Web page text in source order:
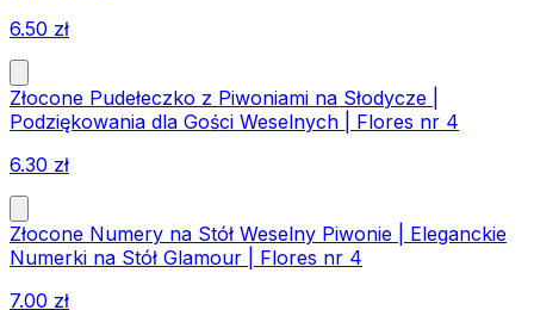
6.50 zł
Złocone Pudełeczko z Piwoniami na Słodycze |
Podziękowania dla Gości Weselnych | Flores nr 4
6.30 zł
Złocone Numery na Stół Weselny Piwonie | Eleganckie
Numerki na Stół Glamour | Flores nr 4
7.00 zł